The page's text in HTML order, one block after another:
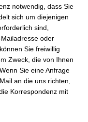
notwendig, dass Sie
sich um diejenigen
sind,
oder
Sie freiwillig
Zweck, die von Ihnen
Sie eine Anfrage
an die uns richten,
Korrespondenz mit